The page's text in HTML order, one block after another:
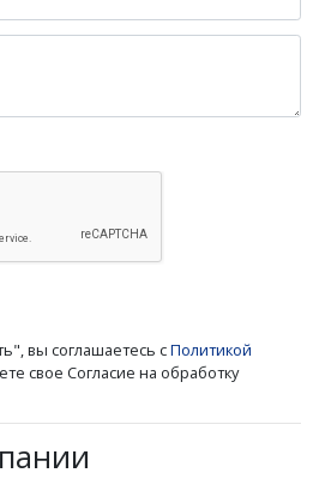
вы соглашаетесь сПолитикой
свое Согласие на обработку